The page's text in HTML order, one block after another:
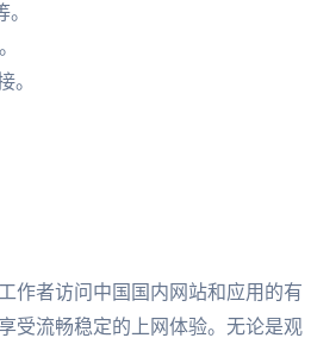
。
作者访问中国国内网站和应用的有
受流畅稳定的上网体验。无论是观